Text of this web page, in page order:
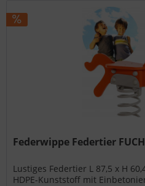
Federwippe Federtier
Lustiges Federtier L 87,5 x H
HDPE-Kunststoff mit